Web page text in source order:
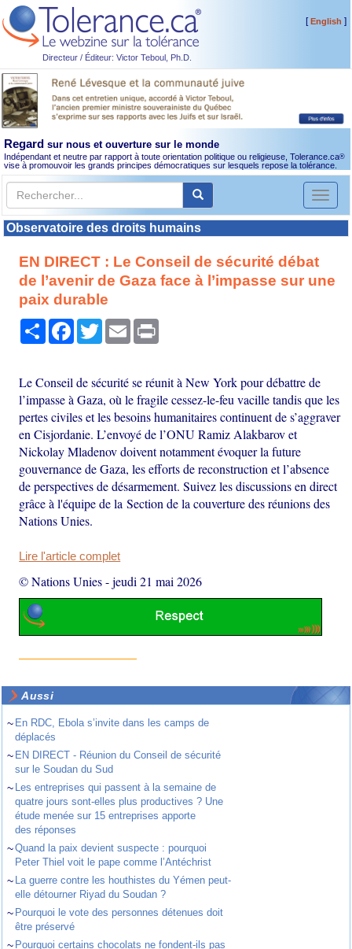
Directeur / Éditeur: Victor Teboul, Ph.D.
[English ]
Regard sur nous et ouverture sur le monde
Indépendant et neutre par rapport à toute orientation politique ou religieuse, Tolerance.ca®
vise à promouvoir les grands principes démocratiques sur lesquels repose la tolérance.
Toggle
Observatoire des droits humains
EN DIRECT : Le Conseil de sécurité débat
de l’avenir de Gaza face à l’impasse sur une
paix durable
PartagerFacebook
TwitterEmail
Le Conseil de sécurité se réunit à New York pour débattre de
l’impasse à Gaza, où le fragile cessez-le-feu vacille tandis que les
pertes civiles et les besoins humanitaires continuent de s’aggraver
en Cisjordanie. L’envoyé de l’ONU Ramiz Alakbarov et
Nickolay Mladenov doivent notamment évoquer la future
gouvernance de Gaza, les efforts de reconstruction et l’absence
de perspectives de désarmement. Suivez les discussions en direct
grâce à l'équipe de la Section de la couverture des réunions des
Nations Unies.
Lire l'article complet
© Nations Unies-jeudi 21 mai 2026
Aussi
~ En RDC, Ebola s’invite dans les camps de
déplacés
~ EN DIRECT - Réunion du Conseil de sécurité
sur le Soudan du Sud
~ Les entreprises qui passent à la semaine de
quatre jours sont-elles plus productives ? Une
étude menée sur 15 entreprises apporte
des réponses
~Quand la paix devient suspecte : pourquoi
Peter Thiel voit le pape comme l’Antéchrist
~ La guerre contre les houthistes du Yémen peut-
elle détourner Riyad du Soudan ?
~ Pourquoi le vote des personnes détenues doit
être préservé
~ Pourquoi certains chocolats ne fondent-ils pas